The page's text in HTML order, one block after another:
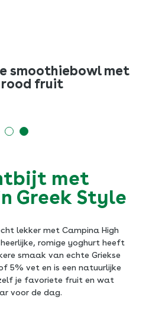
met
en
met
Greek Style
lekker met Campina High
romige yoghurt heeft
smaak van echte Griekse
5% vet en is een natuurlijke
je favoriete fruit en wat
voor de dag.